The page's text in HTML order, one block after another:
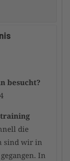
werden
und somit
une
besucht?
die
sind wir in
In